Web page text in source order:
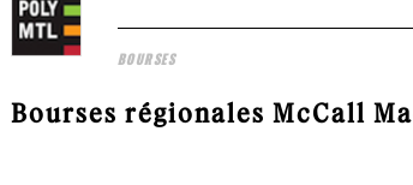
BOURSES
Bourses régionales McCall